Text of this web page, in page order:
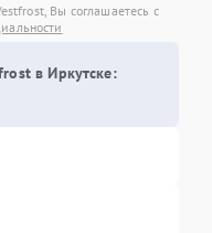
Вы соглашаетесь с
в Иркутске: